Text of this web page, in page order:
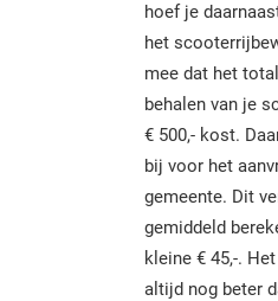
hoef je
het
mee dat het
behalen van je
€ 500,- kost.
bij voor het
gemeente. Dit
gemiddeld
kleine € 45,-.
altijd nog beter